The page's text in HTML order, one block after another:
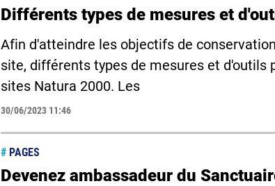
Différents types de mesures et
Afin d'atteindre les objectifs de
site, différents types de mesures et d'outils
sites Natura 2000. Les
30/06/2023 11:46
# PAGES
Devenez ambassadeur du